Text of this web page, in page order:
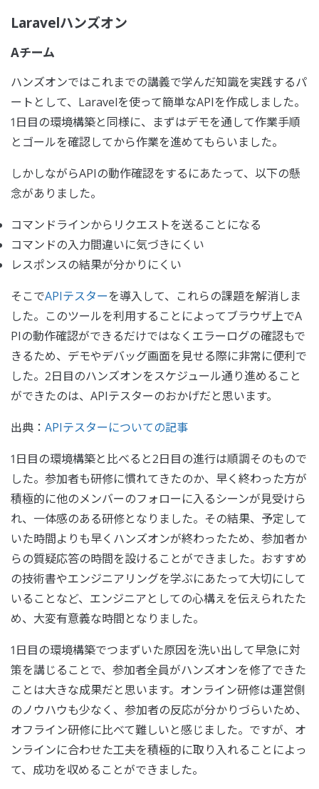
Laravelハンズオン
Aチーム
ハンズオンではこれまでの講義で学んだ知識を実践するパ
ートとして、Laravelを使って簡単なAPIを作成しました。
1日目の環境構築と同様に、まずはデモを通して作業手順
とゴールを確認してから作業を進めてもらいました。
しかしながらAPIの動作確認をするにあたって、以下の懸
念がありました。
コマンドラインからリクエストを送ることになる
コマンドの入力間違いに気づきにくい
レスポンスの結果が分かりにくい
そこでAPIテスターを導入して、これらの課題を解消しま
した。このツールを利用することによってブラウザ上でA
PIの動作確認ができるだけではなくエラーログの確認もで
きるため、デモやデバッグ画面を見せる際に非常に便利で
した。2日目のハンズオンをスケジュール通り進めること
ができたのは、APIテスターのおかげだと思います。
出典： APIテスターについての記事
1日目の環境構築と比べると2日目の進行は順調そのもので
した。参加者も研修に慣れてきたのか、早く終わった方が
積極的に他のメンバーのフォローに入るシーンが見受けら
れ、一体感のある研修となりました。その結果、予定して
いた時間よりも早くハンズオンが終わったため、参加者か
らの質疑応答の時間を設けることができました。おすすめ
の技術書やエンジニアリングを学ぶにあたって大切にして
いることなど、エンジニアとしての心構えを伝えられたた
め、大変有意義な時間となりました。
1日目の環境構築でつまずいた原因を洗い出して早急に対
策を講じることで、参加者全員がハンズオンを修了できた
ことは大きな成果だと思います。オンライン研修は運営側
のノウハウも少なく、参加者の反応が分かりづらいため、
オフライン研修に比べて難しいと感じました。ですが、オ
ンラインに合わせた工夫を積極的に取り入れることによっ
て、成功を収めることができました。